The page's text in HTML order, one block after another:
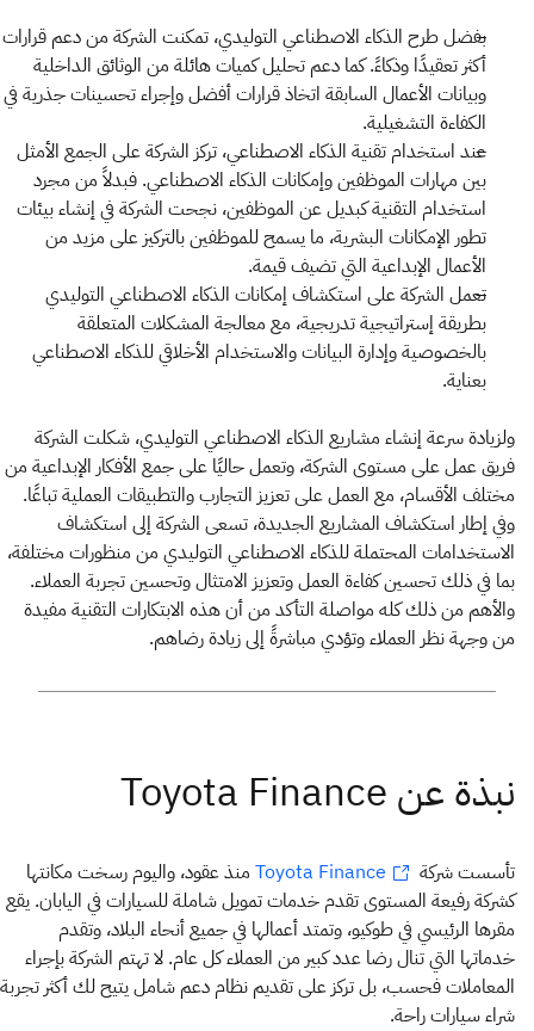
بفضل طرح الذكاء الاصطناعي التوليدي، تمكنت الشركة من دعم قرارات
أكثر تعقيدًا وذكاءً. كما دعم تحليل كميات هائلة من الوثائق الداخلية
وبيانات الأعمال السابقة اتخاذ قرارات أفضل وإجراء تحسينات جذرية في
الكفاءة التشغيلية.
عند استخدام تقنية الذكاء الاصطناعي، تركز الشركة على الجمع الأمثل
بين مهارات الموظفين وإمكانات الذكاء الاصطناعي. فبدلاً من مجرد
استخدام التقنية كبديل عن الموظفين، نجحت الشركة في إنشاء بيئات
تطور الإمكانات البشرية، ما يسمح للموظفين بالتركيز على مزيد من
الأعمال الإبداعية التي تضيف قيمة.
تعمل الشركة على استكشاف إمكانات الذكاء الاصطناعي التوليدي
بطريقة إستراتيجية تدريجية، مع معالجة المشكلات المتعلقة
بالخصوصية وإدارة البيانات والاستخدام الأخلاقي للذكاء الاصطناعي
بعناية.
ولزيادة سرعة إنشاء مشاريع الذكاء الاصطناعي التوليدي، شكلت الشركة
فريق عمل على مستوى الشركة، وتعمل حاليًا على جمع الأفكار الإبداعية من
مختلف الأقسام، مع العمل على تعزيز التجارب والتطبيقات العملية تباعًا.
وفي إطار استكشاف المشاريع الجديدة، تسعى الشركة إلى استكشاف
الاستخدامات المحتملة للذكاء الاصطناعي التوليدي من منظورات مختلفة،
بما في ذلك تحسين كفاءة العمل وتعزيز الامتثال وتحسين تجربة العملاء.
والأهم من ذلك كله مواصلة التأكد من أن هذه الابتكارات التقنية مفيدة
من وجهة نظر العملاء وتؤدي مباشرةً إلى زيادة رضاهم.
تأسست شركة Toyota Finance منذ عقود، واليوم رسخت مكانتها
كشركة رفيعة المستوى تقدم خدمات تمويل شاملة للسيارات في اليابان. يقع
مقرها الرئيسي في طوكيو، وتمتد أعمالها في جميع أنحاء البلاد، وتقدم
خدماتها التي تنال رضا عدد كبير من العملاء كل عام. لا تهتم الشركة بإجراء
المعاملات فحسب، بل تركز على تقديم نظام دعم شامل يتيح لك أكثر تجربة
شراء سيارات راحة.